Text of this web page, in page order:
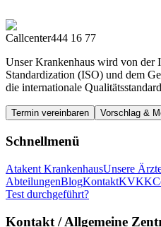
Callcenter444 16 77
Unser Krankenhaus wird von der
Standardization (ISO) und dem
die internationale
Termin vereinbaren Vorschlag &
Schnellmenü
Atakent KrankenhausUnsere
AbteilungenBlogKontaktKVKK
Test durchgeführt?
Kontakt / Allgemeine